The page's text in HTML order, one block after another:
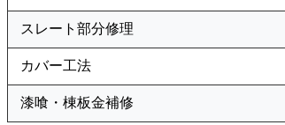
スレート部分修理
カバー工法
漆喰・棟板金補修